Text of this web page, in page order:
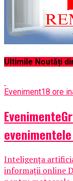
Ultimile Noutăți
Eveniment18 ore
Inteligența
informații online